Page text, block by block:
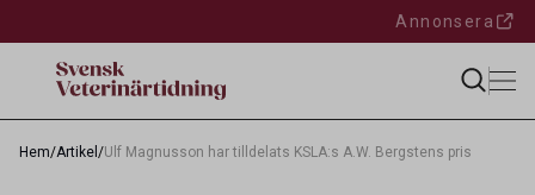
Annonsera
Hem/Artikel /Ulf Magnusson har tilldelats KSLA:s A.W. Bergstens pris